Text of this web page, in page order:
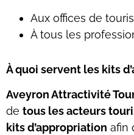
Aux offices de
À tous les
À quoi servent les kits
Aveyron Attractivité
de tous les acteurs
kits d’appropriation afin